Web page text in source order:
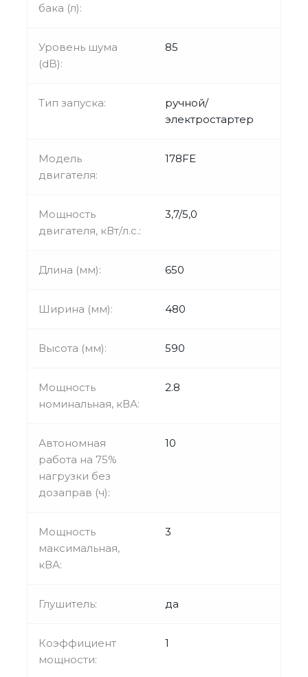
бака (л):
Уровень шума
(dB):
85
Тип запуска:
ручной/
электростартер
Модель
двигателя:
178FE
Мощность
двигателя, кВт/л.с.:
3,7/5,0
Длина (мм): 650
Ширина (мм): 480
Высота (мм): 590
Мощность
номинальная, кВА:
2.8
Автономная
работа на 75%
нагрузки без
дозаправ (ч):
10
Мощность
максимальная,
кВА:
3
Глушитель: да
Коэффициент
мощности:
1